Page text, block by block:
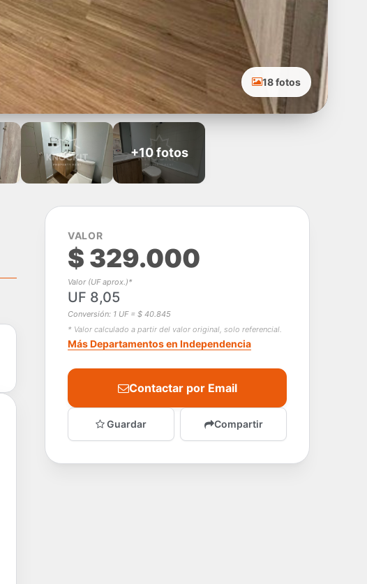
18 fotos
+10 fotos
VALOR
$ 329.000
Valor (UF aprox.)*
UF 8,05
Conversión: 1 UF = $ 40.845
* Valor calculado a partir del valor original, solo referencial.
Más Departamentos en Independencia
Contactar por Email
Guardar Compartir